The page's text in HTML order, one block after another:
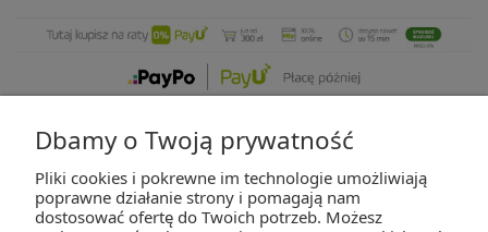
ZAKUPY
Dbamy o Twoją prywatność
Pliki cookies i pokrewne im technologie umożliwiają
poprawne działanie strony i pomagają nam
dostosować ofertę do Twoich potrzeb. Możesz